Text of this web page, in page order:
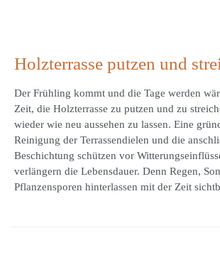
Holzterrasse putzen und
Der Frühling kommt und die Tage werden
Zeit, die Holzterrasse zu putzen und zu
wieder wie neu aussehen zu lassen. Eine
Reinigung der Terrassendielen und die
Beschichtung schützen vor
verlängern die Lebensdauer. Denn Regen,
Pflanzensporen hinterlassen mit der Zeit